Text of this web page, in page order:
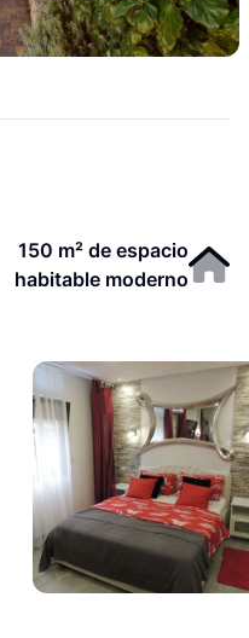
150 m² de espacio
habitable moderno